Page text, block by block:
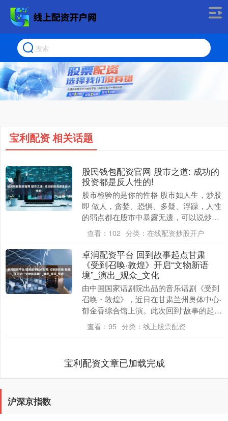
宝利配资 相关话题
股民钱包配资官网 股市之道: 成功的
投资都是反人性的!
股市检验的是你的性格 股市如人生，炒股
即 做人，贪婪、恐惧、多疑、浮躁，人性
的弱点都在股市中暴露无遗，可以说炒股
的过程就是锻炼人性的过程，当你的性格
变的勇敢、冷....
查看： 102 分类： 在线配资炒股开户
卓润配资平台 回到故事起点甘肃
《受到召唤·敦煌》开启“文物新语
境”_演出_观众_文化
由中国国家话剧院出品的音乐话剧《受到
召唤・敦煌》，近日在甘肃兰州奥体中心·
郁金香综合馆上演。此次回到“故事的起
点”——甘肃，现场观众跟随剧情，被“莫
高精神”点燃....
查看： 95 分类： 线上股票配资
宝利配资文章已加载完成
沪深京指数